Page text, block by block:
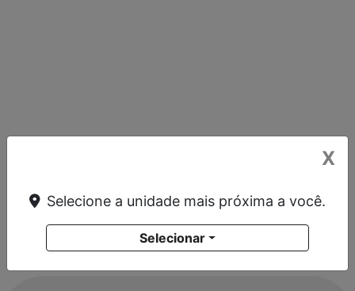
X
Selecione a unidade mais próxima a você.
Selecionar